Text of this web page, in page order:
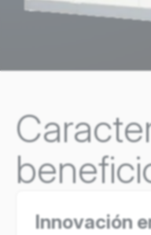
Innovación